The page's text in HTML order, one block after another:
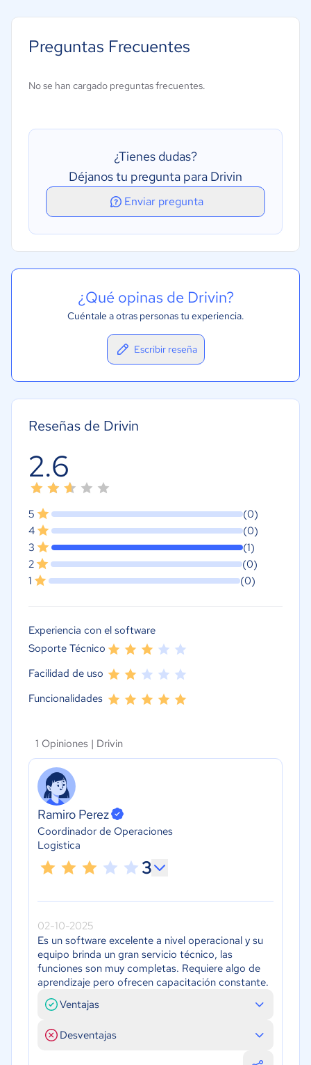
Envío por vía terrestre
Preguntas Frecuentes
No se han cargado preguntas frecuentes.
¿Tienes dudas?
Déjanos tu pregunta para Drivin
Enviar pregunta
¿Qué opinas de Drivin?
Cuéntale a otras personas tu experiencia.
Escribir reseña
Reseñas de Drivin
2.6
5
(0)
4
(0)
3
(1)
2
(0)
1
(0)
Experiencia con el software
Soporte Técnico
Facilidad de uso
Funcionalidades
1 Opiniones | Drivin
Ramiro Perez
Coordinador de Operaciones
Logistica
3
02-10-2025
Es un software excelente a nivel operacional y su
equipo brinda un gran servicio técnico, las
funciones son muy completas. Requiere algo de
aprendizaje pero ofrecen capacitación constante.
Ventajas
Desventajas